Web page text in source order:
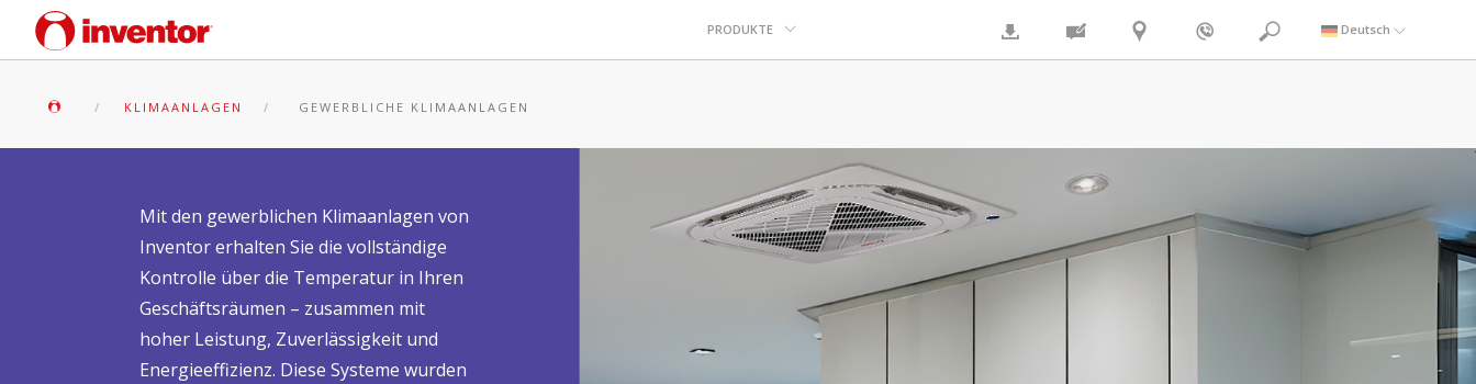
PRODUKTE Deutsch
KLIMAANLAGEN GEWERBLICHE KLIMAANLAGEN
Leicht
Gewerblich
Mit den gewerblichen Klimaanlagen von
Inventor erhalten Sie die vollständige
Kontrolle über die Temperatur in Ihren
Geschäftsräumen – zusammen mit
hoher Leistung, Zuverlässigkeit und
Energieeffizienz. Diese Systeme wurden